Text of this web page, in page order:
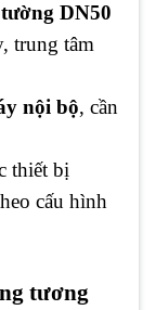
DN50
trung tâm
nội bộ, cần
thiết bị
cấu hình
tương